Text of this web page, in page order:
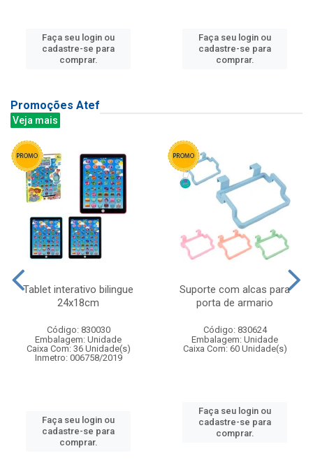
Faça seu login ou
cadastre-se para
comprar.
Faça seu login ou
cadastre-se para
comprar.
Promoções Atef
Veja mais
Tablet interativo bilingue
24x18cm
Código: 830030
Embalagem: Unidade
Caixa Com: 36 Unidade(s)
Inmetro: 006758/2019
Faça seu login ou
cadastre-se para
comprar.
Suporte com alcas para
porta de armario
Código: 830624
Embalagem: Unidade
Caixa Com: 60 Unidade(s)
Faça seu login ou
cadastre-se para
comprar.